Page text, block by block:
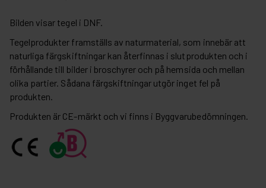
Bilden visar tegel i DNF.
Tegelprodukter framställs av naturmaterial, som innebär att
naturliga färgskiftningar kan återfinnas i slutprodukten och i
förhållande till bilder i broschyrer och på hemsida och mellan
olika partier. Sådana färgskiftningar utgör inget fel på
produkten.
Produkten är CE-märkt och vi finns i Byggvarubedömningen.